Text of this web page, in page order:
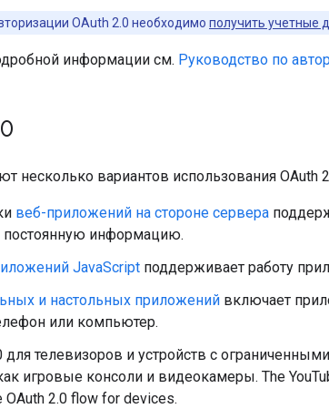
OAuth 2.0 необходимо получить учетные
информации см. Руководство по
0
несколько вариантов использования OAuth
веб-приложений на стороне сервера
постоянную информацию.
JavaScript поддерживает работу
и настольных приложений включает
или компьютер.
для телевизоров и устройств с
как игровые консоли и видеокамеры. The
OAuth 2.0 flow for devices.